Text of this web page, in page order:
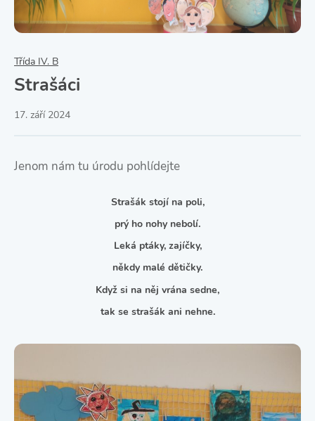
Třída IV. B
Strašáci
17. září 2024
Jenom nám tu úrodu pohlídejte
Strašák stojí na poli,
prý ho nohy nebolí.
Leká ptáky, zajíčky,
někdy malé dětičky.
Když si na něj vrána sedne,
tak se strašák ani nehne.